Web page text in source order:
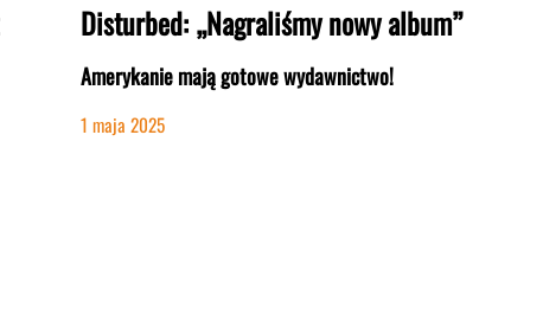
Disturbed: „Nagraliśmy nowy album”
Amerykanie mają gotowe wydawnictwo!
1 maja 2025